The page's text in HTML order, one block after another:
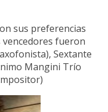
sus preferencias
vencedores fueron
Sextante
Mangini Trío